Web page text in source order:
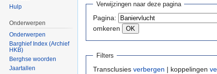
Verwijzingen naar deze pagina
Pagina:
omkeren
Filters
Transclusies verbergen | koppelingen
Hulp
Onderwerpen
Onderwerpen
Barghief Index (Archief
HKB)
Berghse woorden
Jaartallen